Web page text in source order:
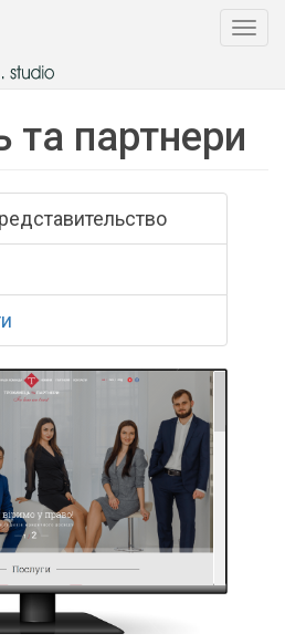
та партнери